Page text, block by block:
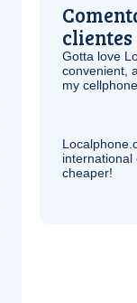
clientes
Gotta love
convenient,
my
international
cheaper!